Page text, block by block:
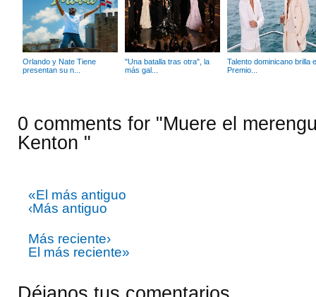
Orlando y Nate Tiene
presentan su n...
"Una batalla tras otra", la
más gal...
Talento dominicano brilla
Premio...
0 comments for "Muere el
Kenton "
«El más antiguo
‹Más antiguo
Más reciente›
El más reciente»